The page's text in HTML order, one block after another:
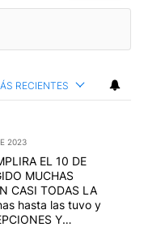
RECIENTES
2023
EL 10 DE
MUCHAS
CASI TODAS LA
hasta las tuvo y
Y